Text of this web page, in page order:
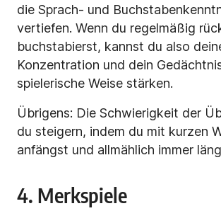
die Sprach- und
vertiefen. Wenn du regelmäßig
buchstabierst, kannst du also
Konzentration und dein
spielerische Weise stärken.
Übrigens: Die Schwierigkeit der
du steigern, indem du mit kurzen
anfängst und allmählich immer
4. Merkspiele